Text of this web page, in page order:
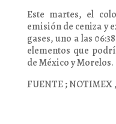
Este martes, el
emisión de ceniza y
gases, uno a las
elementos que
de México y Morelos.
FUENTE ; NOTIMEX